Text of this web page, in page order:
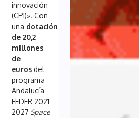
innovación
(CPI)». Con
una dotación
de 20,2
millones
de
euros del
programa
Andalucía
FEDER 2021-
2027 Space